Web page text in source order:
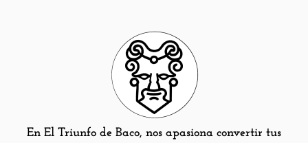
En El Triunfo de Baco, nos apasiona convertir tus